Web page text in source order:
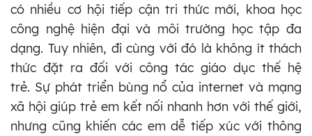
có nhiều cơ hội tiếp cận tri thức mới, khoa học
công nghệ hiện đại và môi trường học tập đa
dạng. Tuy nhiên, đi cùng với đó là không ít thách
thức đặt ra đối với công tác giáo dục thế hệ
trẻ. Sự phát triển bùng nổ của internet và mạng
xã hội giúp trẻ em kết nối nhanh hơn với thế giới,
nhưng cũng khiến các em dễ tiếp xúc với thông